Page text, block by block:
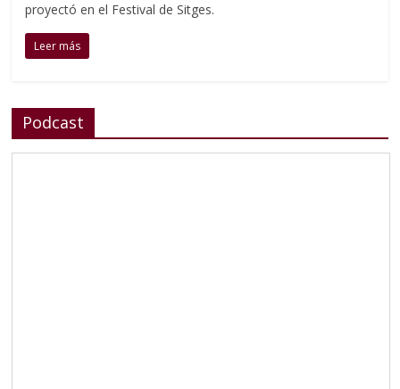
proyectó en el Festival de Sitges.
Leer más
Podcast